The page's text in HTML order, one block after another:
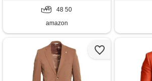
regular, marrone)
48 50
amazon